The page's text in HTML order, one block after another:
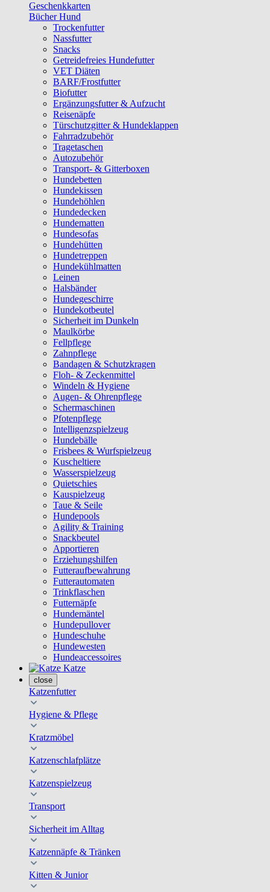
Geschenkkarten
Bücher Hund
Trockenfutter
Nassfutter
Snacks
Getreidefreies Hundefutter
VET Diäten
BARF/Frostfutter
Biofutter
Ergänzungsfutter & Aufzucht
Reisenäpfe
Türschutzgitter & Hundeklappen
Fahrradzubehör
Tragetaschen
Autozubehör
Transport- & Gitterboxen
Hundebetten
Hundekissen
Hundehöhlen
Hundedecken
Hundematten
Hundesofas
Hundehütten
Hundetreppen
Hundekühlmatten
Leinen
Halsbänder
Hundegeschirre
Hundekotbeutel
Sicherheit im Dunkeln
Maulkörbe
Fellpflege
Zahnpflege
Bandagen & Schutzkragen
Floh- & Zeckenmittel
Windeln & Hygiene
Augen- & Ohrenpflege
Schermaschinen
Pfotenpflege
Intelligenzspielzeug
Hundebälle
Frisbees & Wurfspielzeug
Kuscheltiere
Wasserspielzeug
Quietschies
Kauspielzeug
Taue & Seile
Hundepools
Agility & Training
Snackbeutel
Apportieren
Erziehungshilfen
Futteraufbewahrung
Futterautomaten
Trinkflaschen
Futternäpfe
Hundemäntel
Hundepullover
Hundeschuhe
Hundewesten
Hundeaccessoires
Katze
close
Katzenfutter
Hygiene & Pflege
Kratzmöbel
Katzenschlafplätze
Katzenspielzeug
Transport
Sicherheit im Alltag
Katzennäpfe & Tränken
Kitten & Junior